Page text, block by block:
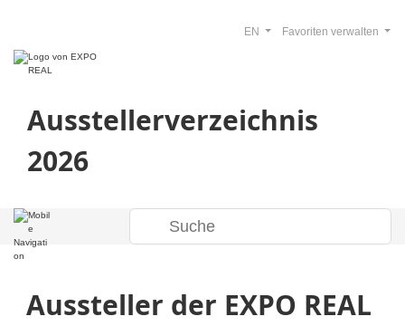
Ausstellerverzeichnis
2026
Favoriten verwalten
EN
Aussteller der EXPO REAL